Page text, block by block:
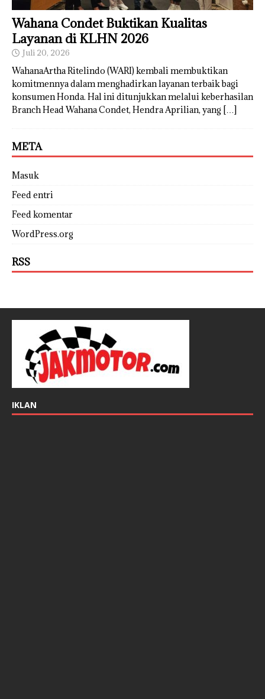
Wahana Condet Buktikan Kualitas
Layanan di KLHN 2026
Juli 20, 2026
WahanaArtha Ritelindo (WARI) kembali membuktikan
komitmennya dalam menghadirkan layanan terbaik bagi
konsumen Honda. Hal ini ditunjukkan melalui keberhasilan
Branch Head Wahana Condet, Hendra Aprilian, yang […]
META
Masuk
Feed entri
Feed komentar
WordPress.org
RSS
IKLAN